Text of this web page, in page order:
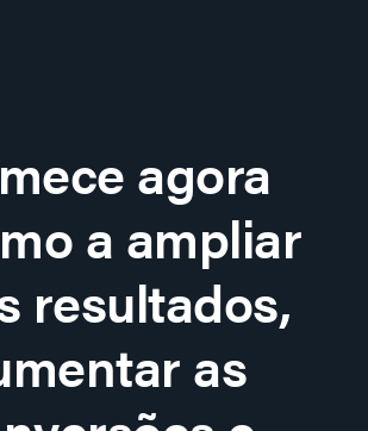
agora
a ampliar
resultados,
as